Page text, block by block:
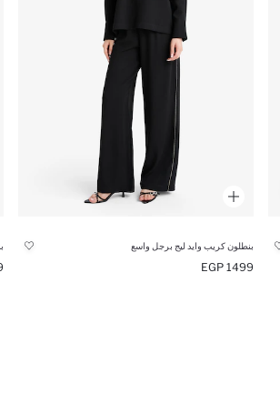
بنطلون كريب وايد ليج برجل واسع
1499 EGP